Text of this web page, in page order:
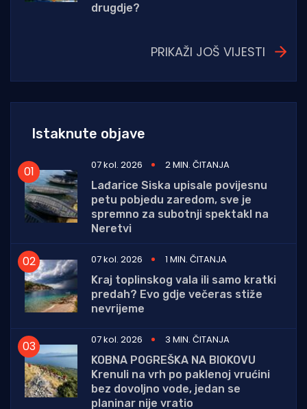
drugdje?
PRIKAŽI JOŠ VIJESTI
Istaknute objave
07 kol. 2026
2 MIN. ČITANJA
Lađarice Siska upisale povijesnu
petu pobjedu zaredom, sve je
spremno za subotnji spektakl na
Neretvi
07 kol. 2026
1 MIN. ČITANJA
Kraj toplinskog vala ili samo kratki
predah? Evo gdje večeras stiže
nevrijeme
07 kol. 2026
3 MIN. ČITANJA
KOBNA POGREŠKA NA BIOKOVU
Krenuli na vrh po paklenoj vrućini
bez dovoljno vode, jedan se
planinar nije vratio